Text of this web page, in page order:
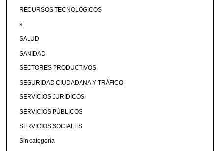
RECURSOS TECNOLÓGICOS
s
SALUD
SANIDAD
SECTORES PRODUCTIVOS
SEGURIDAD CIUDADANA Y TRÁFICO
SERVICIOS JURÍDICOS
SERVICIOS PÚBLICOS
SERVICIOS SOCIALES
Sin categoría